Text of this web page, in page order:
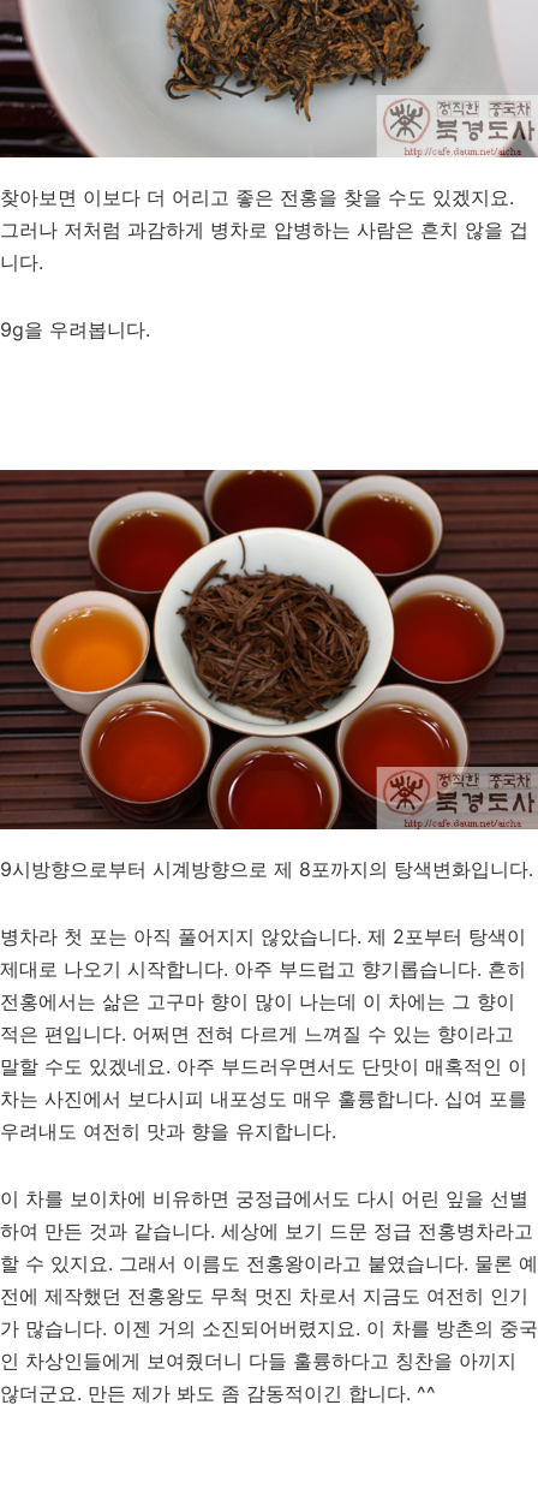
찾아보면 이보다 더 어리고 좋은 전홍을 찾을 수도 있겠지요.
그러나 저처럼 과감하게 병차로 압병하는 사람은 흔치 않을 겁
니다.
9g을 우려봅니다.
9시방향으로부터 시계방향으로 제 8포까지의 탕색변화입니다.
병차라 첫 포는 아직 풀어지지 않았습니다. 제 2포부터 탕색이
제대로 나오기 시작합니다. 아주 부드럽고 향기롭습니다. 흔히
전홍에서는 삶은 고구마 향이 많이 나는데 이 차에는 그 향이
적은 편입니다. 어쩌면 전혀 다르게 느껴질 수 있는 향이라고
말할 수도 있겠네요. 아주 부드러우면서도 단맛이 매혹적인 이
차는 사진에서 보다시피 내포성도 매우 훌륭합니다. 십여 포를
우려내도 여전히 맛과 향을 유지합니다.
이 차를 보이차에 비유하면 궁정급에서도 다시 어린 잎을 선별
하여 만든 것과 같습니다. 세상에 보기 드문 정급 전홍병차라고
할 수 있지요. 그래서 이름도 전홍왕이라고 붙였습니다. 물론 예
전에 제작했던 전홍왕도 무척 멋진 차로서 지금도 여전히 인기
가 많습니다. 이젠 거의 소진되어버렸지요. 이 차를 방촌의 중국
인 차상인들에게 보여줬더니 다들 훌륭하다고 칭찬을 아끼지
않더군요. 만든 제가 봐도 좀 감동적이긴 합니다. ^^